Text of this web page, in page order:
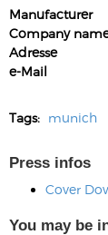
Manufacturer
Company
Adresse
e-Mail
Tags: munich
Press infos
Cover
You may be